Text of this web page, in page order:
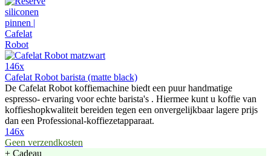
146x
Cafelat Robot barista (matte black)
De Cafelat Robot koffiemachine biedt een puur handmatige
espresso- ervaring voor echte barista's . Hiermee kunt u koffie van
koffieshopkwaliteit bereiden tegen een onvergelijkbaar lagere prijs
dan een Professional-koffiezetapparaat.
146x
Geen verzendkosten
+ Cadeau